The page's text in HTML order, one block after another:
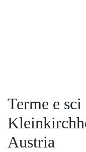
Terme e sci
Austria